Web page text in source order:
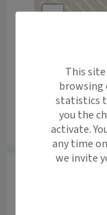
+
Le Dr Proust
tout âge, pour
This
browsing
statistics
you the
activate.
any time
we invite